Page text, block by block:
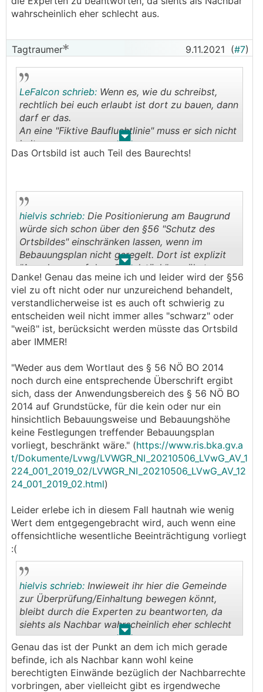
wahrscheinlich eher schlecht aus.
Tagtraumer 9.11.2021 (#7)
. .
LeFalcon schrieb: Wenn es, wie du schreibst,
rechtlich bei euch erlaubt ist dort zu bauen, dann
darf er das.
An eine "Fiktive Baufluchtlinie" muss er sich nicht
halten...
Das Ortsbild ist auch Teil des Baurechts!
. .
hielvis schrieb: Die Positionierung am Baugrund
würde sich schon über den §56 "Schutz des
Ortsbildes" einschränken lassen, wenn im
Bebauungsplan nicht geregelt. Dort ist explizit
"Anordnung auf dem Grundstück" erwähnt.
Danke! Genau das meine ich und leider wird der §56
viel zu oft nicht oder nur unzureichend behandelt,
verstandlicherweise ist es auch oft schwierig zu
entscheiden weil nicht immer alles "schwarz" oder
"weiß" ist, berücksicht werden müsste das Ortsbild
aber IMMER!
"Weder aus dem Wortlaut des § 56 NÖ BO 2014
noch durch eine entsprechende Überschrift ergibt
sich, dass der Anwendungsbereich des § 56 NÖ BO
2014 auf Grundstücke, für die kein oder nur ein
hinsichtlich Bebauungsweise und Bebauungshöhe
keine Festlegungen treffender Bebauungsplan
vorliegt, beschränkt wäre." (https://www.ris.bka.gv.a
t/Dokumente/Lvwg/LVWGR_NI_20210506_LVwG_AV_1
224_001_2019_02/LVWGR_NI_20210506_LVwG_AV_12
24_001_2019_02.html)
Leider erlebe ich in diesem Fall hautnah wie wenig
Wert dem entgegengebracht wird, auch wenn eine
offensichtliche wesentliche Beeinträchtigung vorliegt
:(
. .
hielvis schrieb: Inwieweit ihr hier die Gemeinde
zur Überprüfung/Einhaltung bewegen könnt,
bleibt durch die Experten zu beantworten, da
siehts als Nachbar wahrscheinlich eher schlecht
aus.
Genau das ist der Punkt an dem ich mich gerade
befinde, ich als Nachbar kann wohl keine
berechtigten Einwände bezüglich der Nachbarrechte
vorbringen, aber vielleicht gibt es irgendweche